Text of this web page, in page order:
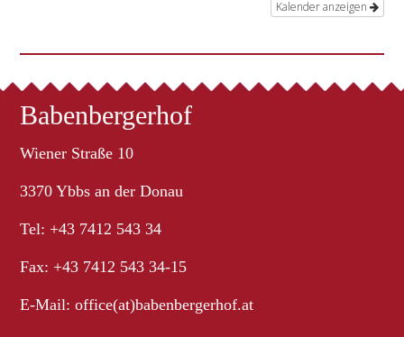
Kalender anzeigen
Babenbergerhof
Wiener Straße 10
3370 Ybbs an der Donau
Tel: +43 7412 543 34
Fax: +43 7412 543 34-15
E-Mail:office(at)babenbergerhof.at